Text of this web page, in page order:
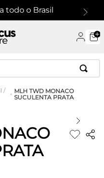
todo o Brasil
/
MLH TWD MONACO
SUCULENTA PRATA